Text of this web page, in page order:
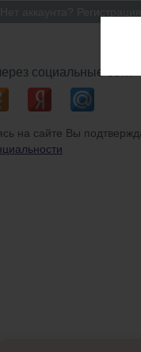
социальные сети
на сайте Вы